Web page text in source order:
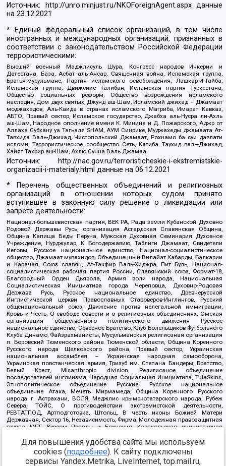
Источник: http://unro.minjust.ru/NKOForeignAgent.aspxданные
на23.12.2021
* Единый федеральный список организаций, в том числе
иностранных и международных организаций, признанных в
соответствии с законодательством Российской Федерации
террористическими:
Высший военный Маджлисуль Шура, Конгресс народов Ичкерии и
Дагестана, База, Асбат аль-Ансар, Священная война, Исламская группа,
Братья-мусульмане, Партия исламского освобождения, Лашкар-И-Тайба,
Исламская группа, Движение Талибан, Исламская партия Туркестана,
Общество социальных реформ, Общество возрождения исламского
наследия, Дом двух святых, Джунд аш-Шам, Исламский джихад – Джамаат
моджахедов, Аль-Каида в странах исламского Магриба, Имарат Кавказ,
АБТО, Правый сектор, Исламское государство, Джабха аль-Нусра ли-Ахль
аш-Шам, Народное ополчение имени К. Минина и Д. Пожарского, Аджр от
Аллаха Субхану уа Тагьаля SHAM, АУМ Синрике, Муджахеды джамаата Ат-
Тавхида Валь-Джихад, Чистопольский Джамаат, Рохнамо ба суи давлати
исломи, Террористическое сообщество Сеть, Катиба Таухид валь-Джихад,
Хайят Тахрир аш-Шам, Ахлю Сунна Валь Джамаа
Источник:
http://nac.gov.ru/terroristicheskie-i-ekstremistskie-
organizacii-i-materialy.html данные на06.12.2021
* Перечень общественных объединений и религиозных
организаций в отношении которых судом принято
вступившее в законную силу решение о ликвидации или
запрете деятельности:
Национал-большевистская партия, ВЕК РА, Рада земли Кубанской Духовно
Родовой Державы Русь, организация Асгардская Славянская Община,
Община Капища Веды Перуна, Мужская Духовная Семинария Духовное
Учреждение, Нурджулар, К Богодержавию, Таблиги Джамаат, Свидетели
Иеговы, Русское национальное единство, Национал-социалистическое
общество, Джамаат мувахидов, Объединенный Вилайат Кабарды, Балкарии
и Карачая, Союз славян, Ат-Такфир Валь-Хиджра, Пит Буль, Национал-
социалистическая рабочая партия России, Славянский союз, Формат-18,
Благородный Орден Дьявола, Армия воли народа, Национальная
Социалистическая Инициатива города Череповца, Духовно-Родовая
Держава Русь, Русское национальное единство, Древнерусской
Инглистической церкви Православных Староверов-Инглингов, Русский
общенациональный союз, Движение против нелегальной иммиграции,
Кровь и Честь, О свободе совести и о религиозных объединениях, Омская
организация общественного политического движения Русское
национальное единство, Северное Братство, Клуб Болельщиков Футбольного
Клуба Динамо, Файзрахманисты, Мусульманская религиозная организация
п. Боровский Тюменского района Тюменской области, Община Коренного
Русского народа Щелковского района, Правый сектор, Украинская
национальная ассамблея – Украинская народная самооборона,
Украинская повстанческая армия, Тризуб им. Степана Бандеры, Братство,
Белый Крест, Misanthropic division, Религиозное объединение
последователей инглиизма, Народная Социальная Инициатива, TulaSkins,
Этнополитическое объединение Русские, Русское национальное
объединение Атака, Мечеть Мирмамеда, Община Коренного Русского
народа г. Астрахани, ВОЛЯ, Меджлис крымскотатарского народа, Рубеж
Севера, ТОЙС, О противодействии экстремистской деятельности,
РЕВТАТПОД, Артподготовка, Штольц, В честь иконы Божией Матери
Державная, Сектор 16, Независимость, Фирма, Молодежная правозащитная
группа МПГ, Курсом Правды и Единения, Каракольская инициативная
Благотворительный пансионат Ак Умут, Русская республика Русь,
Арестантское уголовное единство, Башкорт, Нация и свобода, W.H.С., Фалунь
Дафа, Иртыш Ultras, Русский Патриотический клуб-Новокузнецк/РПК,
Сибирский державный союз, Фонд борьбы с коррупцией, Фонд защиты прав
Для повышения удобства сайта мы используем
cookies (подробнее). К сайту подключены
сервисы Yandex.Metrika, LiveInternet, top.mail.ru,